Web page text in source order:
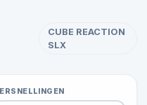
CUBE REACTION
SLX